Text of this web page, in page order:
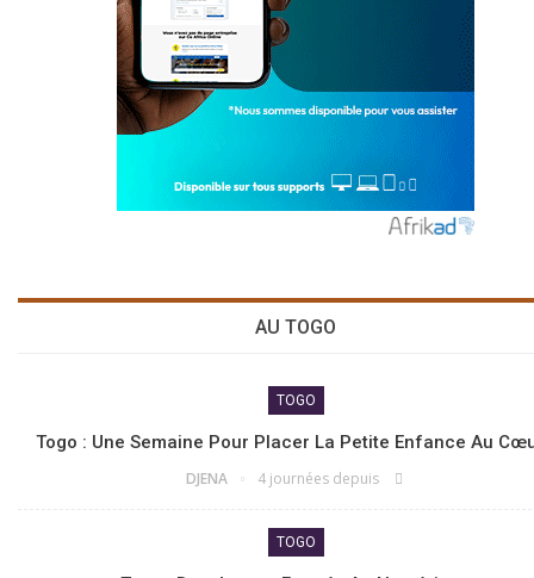
AU TOGO
TOGO
Togo : Une Semaine Pour Placer La Petite Enfance Au
DJENA 4 journées depuis
TOGO